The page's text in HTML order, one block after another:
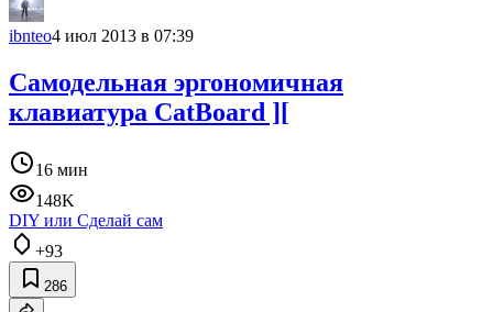
ibnteo4 июл 2013 в 07:39
Самодельная эргономичная
клавиатура CatBoard ][
16 мин
148K
DIY или Сделай сам
+93
286